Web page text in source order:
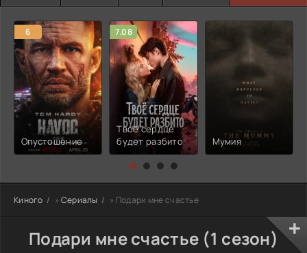
6
Опустошение
7.08
Твоё сердце
будет разбито
Мумия
Киного » Сериалы » Подари мне счастье
Подари мне счастье (1 сезон)